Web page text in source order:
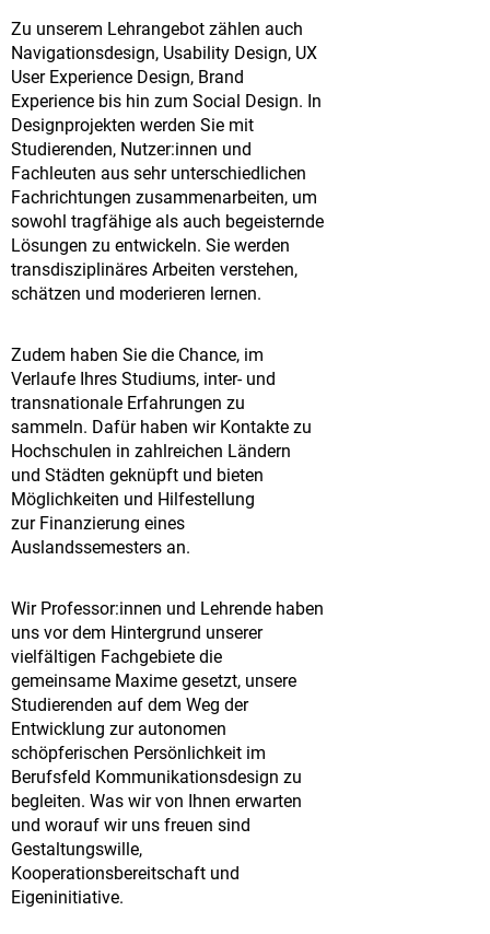
Zu unserem Lehrangebot zählen auch
Navigationsdesign, Usability Design, UX
User Experience Design, Brand
Experience bis hin zum Social Design. In
Designprojekten werden Sie mit
Studierenden, Nutzer:innen und
Fachleuten aus sehr unterschiedlichen
Fachrichtungen zusammenarbeiten, um
sowohl tragfähige als auch begeisternde
Lösungen zu entwickeln. Sie werden
transdisziplinäres Arbeiten verstehen,
schätzen und moderieren lernen.
Zudem haben Sie die Chance, im
Verlaufe Ihres Studiums, inter- und
transnationale Erfahrungen zu
sammeln. Dafür haben wir Kontakte zu
Hochschulen in zahlreichen Ländern
und Städten geknüpft und bieten
Möglichkeiten und Hilfestellung
zur Finanzierung eines
Auslandssemesters an.
Wir Professor:innen und Lehrende haben
uns vor dem Hintergrund unserer
vielfältigen Fachgebiete die
gemeinsame Maxime gesetzt, unsere
Studierenden auf dem Weg der
Entwicklung zur autonomen
schöpferischen Persönlichkeit im
Berufsfeld Kommunikationsdesign zu
begleiten. Was wir von Ihnen erwarten
und worauf wir uns freuen sind
Gestaltungswille,
Kooperationsbereitschaft und
Eigeninitiative.